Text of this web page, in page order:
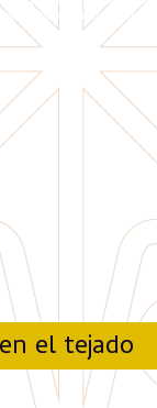
el tejado